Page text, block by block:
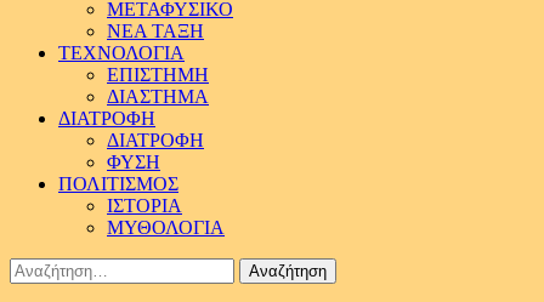
ΜΕΤΑΦΥΣΙΚΟ
ΝΕΑ ΤΑΞΗ
ΤΕΧΝΟΛΟΓΙΑ
ΕΠΙΣΤΗΜΗ
ΔΙΑΣΤΗΜΑ
ΔΙΑΤΡΟΦΗ
ΔΙΑΤΡΟΦΗ
ΦΥΣΗ
ΠΟΛΙΤΙΣΜΟΣ
ΙΣΤΟΡΙΑ
ΜΥΘΟΛΟΓΙΑ
Αναζήτηση
για: